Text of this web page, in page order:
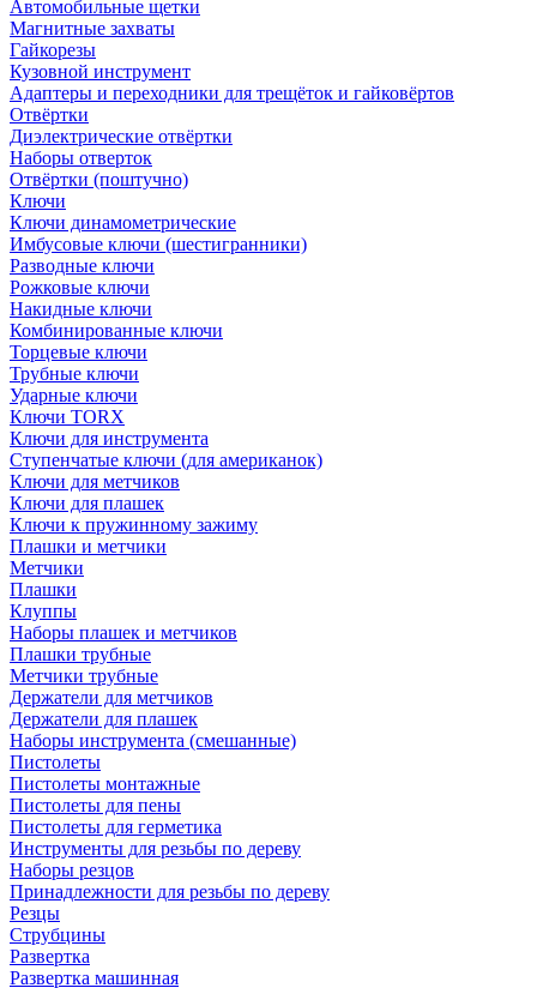
Автомобильные щетки
Магнитные захваты
Гайкорезы
Кузовной инструмент
Адаптеры и переходники для трещёток и гайковёртов
Отвёртки
Диэлектрические отвёртки
Наборы отверток
Отвёртки (поштучно)
Ключи
Ключи динамометрические
Имбусовые ключи (шестигранники)
Разводные ключи
Рожковые ключи
Накидные ключи
Комбинированные ключи
Торцевые ключи
Трубные ключи
Ударные ключи
Ключи TORX
Ключи для инструмента
Ступенчатые ключи (для американок)
Ключи для метчиков
Ключи для плашек
Ключи к пружинному зажиму
Плашки и метчики
Метчики
Плашки
Клуппы
Наборы плашек и метчиков
Плашки трубные
Метчики трубные
Держатели для метчиков
Держатели для плашек
Наборы инструмента (смешанные)
Пистолеты
Пистолеты монтажные
Пистолеты для пены
Пистолеты для герметика
Инструменты для резьбы по дереву
Наборы резцов
Принадлежности для резьбы по дереву
Резцы
Струбцины
Развертка
Развертка машинная